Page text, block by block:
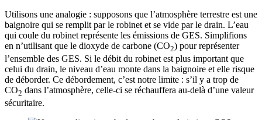
Utilisons une analogie : supposons que l’atmosphère terrestre est une
baignoire qui se remplit par le robinet et se vide par le drain. L’eau
qui coule du robinet représente les émissions de GES. Simplifions
en n’utilisant que le dioxyde de carbone (CO2) pour représenter
l’ensemble des GES. Si le débit du robinet est plus important que
celui du drain, le niveau d’eau monte dans la baignoire et elle risque
de déborder. Ce débordement, c’est notre limite : s’il y a trop de
CO2 dans l’atmosphère, celle-ci se réchauffera au-delà d’une valeur
sécuritaire.